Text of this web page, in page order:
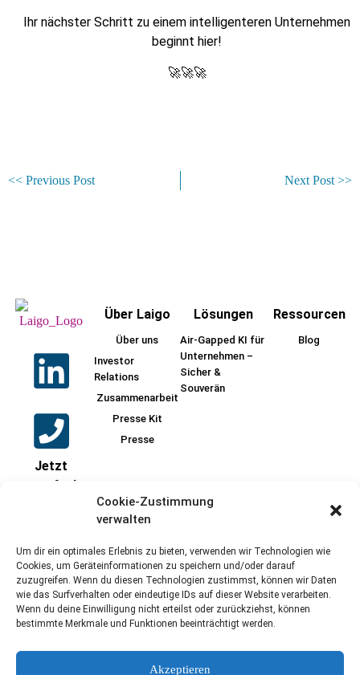
Cookie-Zustimmung
verwalten
Um dir ein optimales Erlebnis zu bieten, verwenden wir Technologien wie
Cookies, um Geräteinformationen zu speichern und/oder darauf
zuzugreifen. Wenn du diesen Technologien zustimmst, können wir Daten
wie das Surfverhalten oder eindeutige IDs auf dieser Website verarbeiten.
Wenn du deine Einwilligung nicht erteilst oder zurückziehst, können
bestimmte Merkmale und Funktionen beeinträchtigt werden.
Akzeptieren
Ihr nächster Schritt zu einem intelligenteren Unternehmen
beginnt hier!
🚀🚀🚀
<< Previous Post Next Post >>
Jetzt
anrufen!
Schreiben Sie
jetzt!
Über Laigo
Über uns
Investor
Relations
Zusammenarbeit
Presse Kit
Presse
Lösungen
Air-Gapped KI für
Unternehmen –
Sicher &
Souverän
Ressourcen
Blog